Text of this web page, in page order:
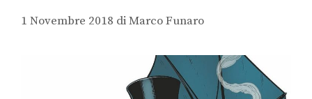
1 Novembre 2018 diMarco Funaro